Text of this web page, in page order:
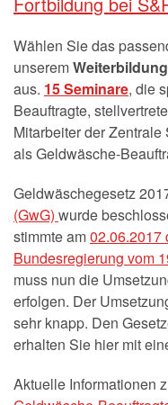
Wählen Sie das
unserem
aus. 15 Seminare, die
Beauftragte,
Mitarbeiter der
als Geldwäsche-
Geldwäschegesetz
(GwG) wurde
stimmte am02.06.2017
Bundesregierung vom
muss nun die
erfolgen. Der
sehr knapp. Den
erhalten Sie hier mit
Aktuelle Informationen